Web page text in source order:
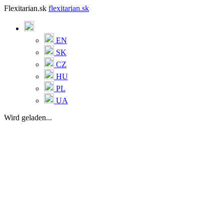
Flexitarian.sk flexitarian.sk
EN
SK
CZ
HU
PL
UA
Wird geladen...